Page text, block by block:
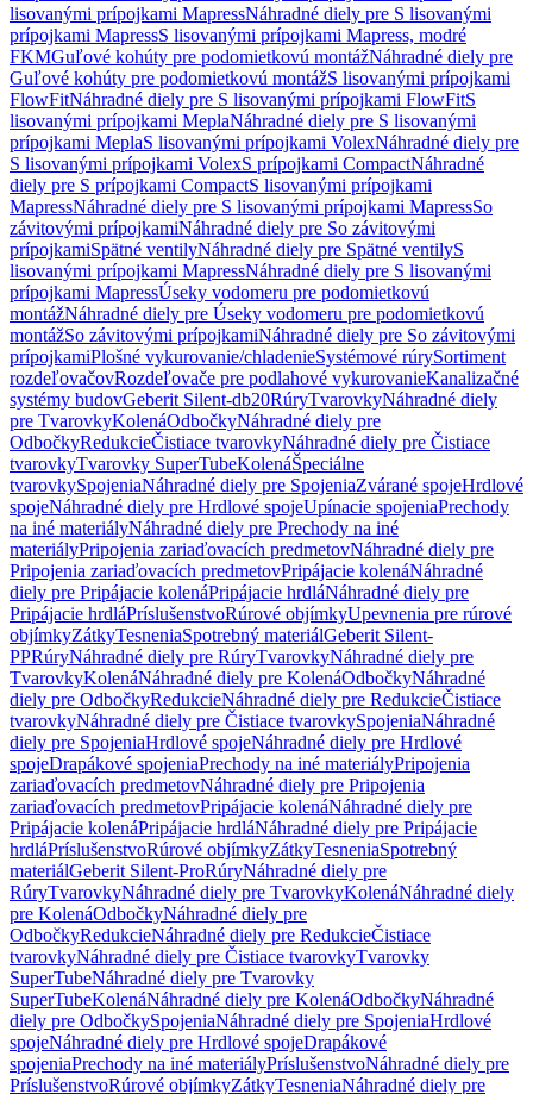
lisovanými prípojkami MapressNáhradné diely pre S lisovanými
prípojkami MapressS lisovanými prípojkami Mapress, modré
FKMGuľové kohúty pre podomietkovú montážNáhradné diely pre
Guľové kohúty pre podomietkovú montážS lisovanými prípojkami
FlowFitNáhradné diely pre S lisovanými prípojkami FlowFitS
lisovanými prípojkami MeplaNáhradné diely pre S lisovanými
prípojkami MeplaS lisovanými prípojkami VolexNáhradné diely pre
S lisovanými prípojkami VolexS prípojkami CompactNáhradné
diely pre S prípojkami CompactS lisovanými prípojkami
MapressNáhradné diely pre S lisovanými prípojkami MapressSo
závitovými prípojkamiNáhradné diely pre So závitovými
prípojkamiSpätné ventilyNáhradné diely pre Spätné ventilyS
lisovanými prípojkami MapressNáhradné diely pre S lisovanými
prípojkami MapressÚseky vodomeru pre podomietkovú
montážNáhradné diely pre Úseky vodomeru pre podomietkovú
montážSo závitovými prípojkamiNáhradné diely pre So závitovými
prípojkamiPlošné vykurovanie/chladenieSystémové rúrySortiment
rozdeľovačovRozdeľovače pre podlahové vykurovanieKanalizačné
systémy budovGeberit Silent-db20RúryTvarovkyNáhradné diely
pre TvarovkyKolenáOdbočkyNáhradné diely pre
OdbočkyRedukcieČistiace tvarovkyNáhradné diely pre Čistiace
tvarovkyTvarovky SuperTubeKolenáŠpeciálne
tvarovkySpojeniaNáhradné diely pre SpojeniaZvárané spojeHrdlové
spojeNáhradné diely pre Hrdlové spojeUpínacie spojeniaPrechody
na iné materiályNáhradné diely pre Prechody na iné
materiályPripojenia zariaďovacích predmetovNáhradné diely pre
Pripojenia zariaďovacích predmetovPripájacie kolenáNáhradné
diely pre Pripájacie kolenáPripájacie hrdláNáhradné diely pre
Pripájacie hrdláPríslušenstvoRúrové objímkyUpevnenia pre rúrové
objímkyZátkyTesneniaSpotrebný materiálGeberit Silent-
PPRúryNáhradné diely pre RúryTvarovkyNáhradné diely pre
TvarovkyKolenáNáhradné diely pre KolenáOdbočkyNáhradné
diely pre OdbočkyRedukcieNáhradné diely pre RedukcieČistiace
tvarovkyNáhradné diely pre Čistiace tvarovkySpojeniaNáhradné
diely pre SpojeniaHrdlové spojeNáhradné diely pre Hrdlové
spojeDrapákové spojeniaPrechody na iné materiályPripojenia
zariaďovacích predmetovNáhradné diely pre Pripojenia
zariaďovacích predmetovPripájacie kolenáNáhradné diely pre
Pripájacie kolenáPripájacie hrdláNáhradné diely pre Pripájacie
hrdláPríslušenstvoRúrové objímkyZátkyTesneniaSpotrebný
materiálGeberit Silent-ProRúryNáhradné diely pre
RúryTvarovkyNáhradné diely pre TvarovkyKolenáNáhradné diely
pre KolenáOdbočkyNáhradné diely pre
OdbočkyRedukcieNáhradné diely pre RedukcieČistiace
tvarovkyNáhradné diely pre Čistiace tvarovkyTvarovky
SuperTubeNáhradné diely pre Tvarovky
SuperTubeKolenáNáhradné diely pre KolenáOdbočkyNáhradné
diely pre OdbočkySpojeniaNáhradné diely pre SpojeniaHrdlové
spojeNáhradné diely pre Hrdlové spojeDrapákové
spojeniaPrechody na iné materiályPríslušenstvoNáhradné diely pre
PríslušenstvoRúrové objímkyZátkyTesneniaNáhradné diely pre